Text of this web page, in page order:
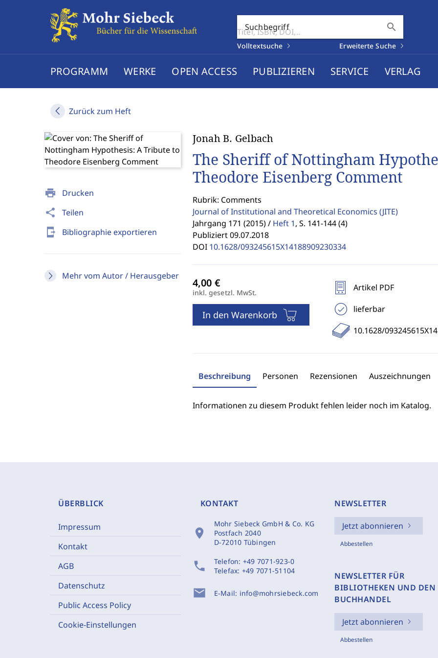
Suchbegriff search
Volltextsuche Erweiterte Suche
PROGRAMM WERKE OPEN ACCESS PUBLIZIEREN SERVICE VERLAG
Zurück zum Heft
print Drucken
share Teilen
send_to_mobile Bibliographie exportieren
Mehr vom Autor / Herausgeber
Jonah B. Gelbach
The Sheriff of Nottingham
Theodore Eisenberg Comment
Rubrik: Comments
Journal of Institutional and Theoretical Economics (JITE)
Jahrgang 171 (2015) / Heft 1, S. 141-144 (4)
Publiziert 09.07.2018
DOI 10.1628/093245615X14188909230334
inkl. gesetzl. MwSt.
In den Warenkorb
Artikel PDF
lieferbar
10.1628/
Beschreibung Personen Rezensionen Auszeichnungen
Informationen zu diesem Produkt fehlen leider noch im Katalog.
ÜBERBLICK
Impressum
Kontakt
AGB
Datenschutz
Public Access Policy
Cookie-Einstellungen
KONTAKT
location_on
Mohr Siebeck GmbH & Co. KG
Postfach 2040
D-72010 Tübingen
phone Telefon: +49 7071-923-0
Telefax: +49 7071-51104
mail E-Mail: info@mohrsiebeck.com
NEWSLETTER
Jetzt abonnieren
Abbestellen
NEWSLETTER FÜR
BIBLIOTHEKEN UND DEN
BUCHHANDEL
Jetzt abonnieren
Abbestellen